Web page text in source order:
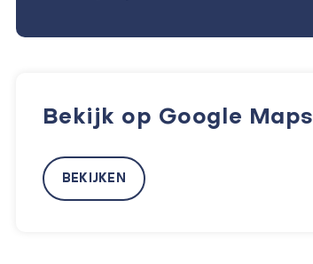
Bekijk op Google Maps
BEKIJKEN